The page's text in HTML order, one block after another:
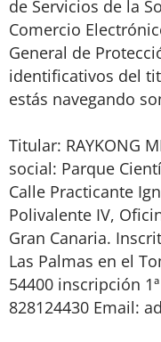
de Servicios de la
Comercio
General de
identificativos del
estás navegando
Titular: RAYKONG
social: Parque
Calle Practicante
Polivalente IV,
Gran Canaria.
Las Palmas en el
54400 inscripción
828124430 Email: